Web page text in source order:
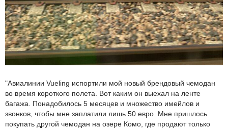
"Авиалинии Vueling испортили мой новый брендовый чемодан
во время короткого полета. Вот каким он выехал на ленте
багажа. Понадобилось 5 месяцев и множество имейлов и
звонков, чтобы мне заплатили лишь 50 евро. Мне пришлось
покупать другой чемодан на озере Комо, где продают только